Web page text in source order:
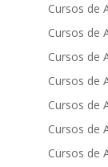
Cursos de
Cursos de
Cursos de
Cursos de
Cursos de
Cursos de
Cursos de